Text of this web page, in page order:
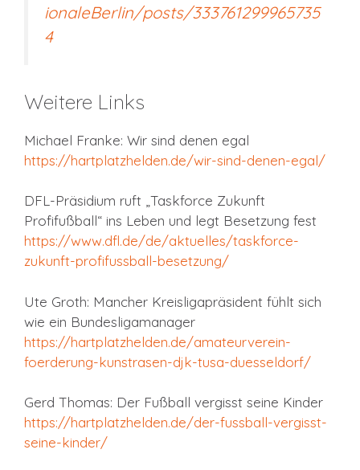
ionaleBerlin/posts/333761299965735
4
Weitere Links
Michael Franke: Wir sind denen egal
https://hartplatzhelden.de/wir-sind-denen-egal/
DFL-Präsidium ruft „Taskforce Zukunft
Profifußball“ ins Leben und legt Besetzung fest
https://www.dfl.de/de/aktuelles/taskforce-
zukunft-profifussball-besetzung/
Ute Groth: Mancher Kreisligapräsident fühlt sich
wie ein Bundesligamanager
https://hartplatzhelden.de/amateurverein-
foerderung-kunstrasen-djk-tusa-duesseldorf/
Gerd Thomas: Der Fußball vergisst seine Kinder
https://hartplatzhelden.de/der-fussball-vergisst-
seine-kinder/